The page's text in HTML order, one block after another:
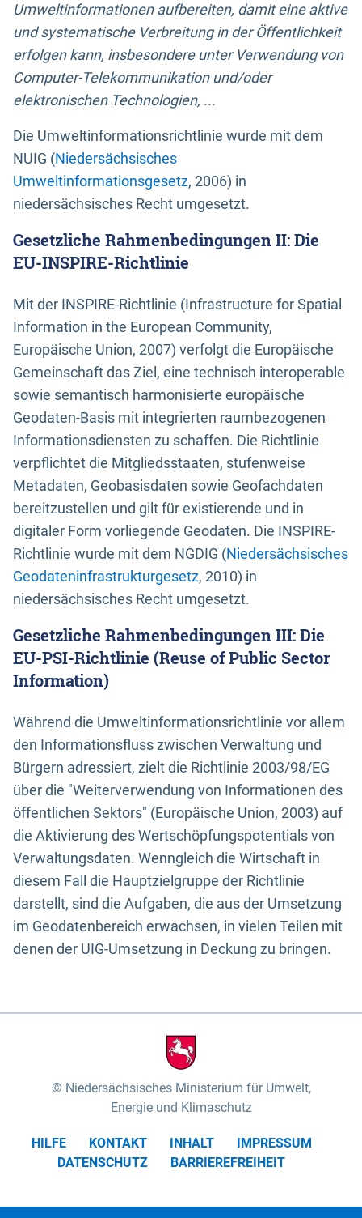
Umweltinformationen aufbereiten, damit eine aktive
und systematische Verbreitung in der Öffentlichkeit
erfolgen kann, insbesondere unter Verwendung von
Computer-Telekommunikation und/oder
elektronischen Technologien, ...
Die Umweltinformationsrichtlinie wurde mit dem
NUIG (Niedersächsisches
Umweltinformationsgesetz, 2006) in
niedersächsisches Recht umgesetzt.
Gesetzliche Rahmenbedingungen II: Die
EU-INSPIRE-Richtlinie
Mit der INSPIRE-Richtlinie (Infrastructure for Spatial
Information in the European Community,
Europäische Union, 2007) verfolgt die Europäische
Gemeinschaft das Ziel, eine technisch interoperable
sowie semantisch harmonisierte europäische
Geodaten-Basis mit integrierten raumbezogenen
Informationsdiensten zu schaffen. Die Richtlinie
verpflichtet die Mitgliedsstaaten, stufenweise
Metadaten, Geobasisdaten sowie Geofachdaten
bereitzustellen und gilt für existierende und in
digitaler Form vorliegende Geodaten. Die INSPIRE-
Richtlinie wurde mit dem NGDIG (Niedersächsisches
Geodateninfrastrukturgesetz, 2010) in
niedersächsisches Recht umgesetzt.
Gesetzliche Rahmenbedingungen III: Die
EU-PSI-Richtlinie (Reuse of Public Sector
Information)
Während die Umweltinformationsrichtlinie vor allem
den Informationsfluss zwischen Verwaltung und
Bürgern adressiert, zielt die Richtlinie 2003/98/EG
über die "Weiterverwendung von Informationen des
öffentlichen Sektors" (Europäische Union, 2003) auf
die Aktivierung des Wertschöpfungspotentials von
Verwaltungsdaten. Wenngleich die Wirtschaft in
diesem Fall die Hauptzielgruppe der Richtlinie
darstellt, sind die Aufgaben, die aus der Umsetzung
im Geodatenbereich erwachsen, in vielen Teilen mit
denen der UIG-Umsetzung in Deckung zu bringen.
Niedersächsisches Ministerium für Umwelt,
Energie und Klimaschutz
HILFE KONTAKT INHALT
IMPRESSUM
DATENSCHUTZ
BARRIEREFREIHEIT